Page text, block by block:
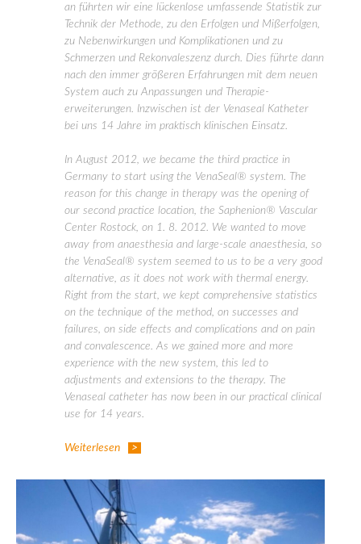
an führten wir eine lückenlose umfassende Statistik zur
Technik der Methode, zu den Erfolgen und Mißerfolgen,
zu Nebenwirkungen und Komplikationen und zu
Schmerzen und Rekonvaleszenz durch. Dies führte dann
nach den immer größeren Erfahrungen mit dem neuen
System auch zu Anpassungen und Therapie-
erweiterungen. Inzwischen ist der Venaseal Katheter
bei uns 14 Jahre im praktisch klinischen Einsatz.
In August 2012, we became the third practice in
Germany to start using the VenaSeal® system. The
reason for this change in therapy was the opening of
our second practice location, the Saphenion® Vascular
Center Rostock, on 1. 8. 2012. We wanted to move
away from anaesthesia and large-scale anaesthesia, so
the VenaSeal® system seemed to us to be a very good
alternative, as it does not work with thermal energy.
Right from the start, we kept comprehensive statistics
on the technique of the method, on successes and
failures, on side effects and complications and on pain
and convalescence. As we gained more and more
experience with the new system, this led to
adjustments and extensions to the therapy. The
Venaseal catheter has now been in our practical clinical
use for 14 years.
Weiterlesen